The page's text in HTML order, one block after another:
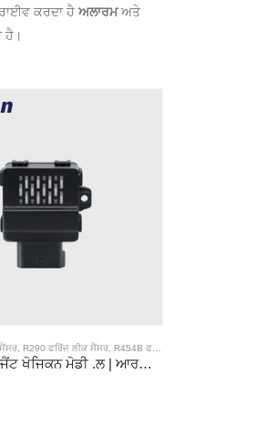
ਕਰਦਾ ਹੈ ਅਲਾਰਮਅਤੇ
ਹੈ।
ਫਰਿੱਜ ਫਰਿੱਜ ਨੂੰ ਸੈਂਸਰ
, R290 ਫਰਿੱਜ ਲੀਕ ਸੈਂਸਰ, R454B ਫਰਿੱਜ ਫਰਿੱਜ ਨੂੰ ਸੈਂਸਰ
Zrt512j ਰੈਫ੍ਰਿਜੈਂਟ ਖੋਜਿਕਨ ਮੋਡੀ .ਲ | ਆਰਡੀਆਰ, R32, R454B, R290 ਲਈ ਐਨਡੀਆਰ ਗੈਸ ਸੈਂਸਰ | Rs45 ਵਿੱਚ ਸੰਚਾਰ